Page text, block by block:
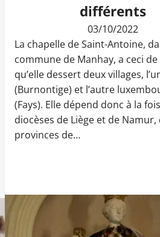
différents
03/10/2022
La chapelle de Saint-Antoine,
commune de Manhay, a ceci
qu’elle dessert deux villages,
(Burnontige) et l’autre
(Fays). Elle dépend donc à la
diocèses de Liège et de Namur,
provinces de…